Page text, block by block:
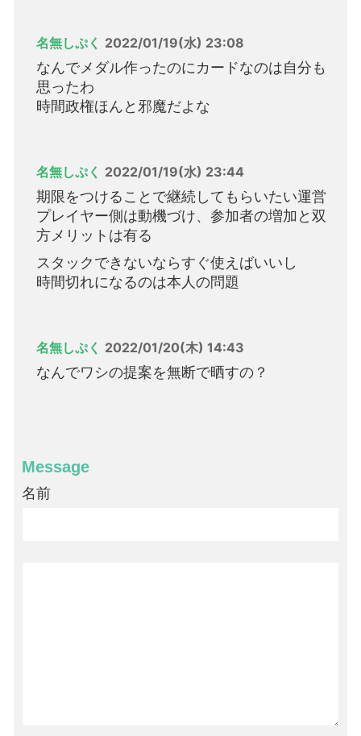
名無しぷく 2022/01/19(水) 23:08
なんでメダル作ったのにカードなのは自分も
思ったわ
時間政権ほんと邪魔だよな
名無しぷく 2022/01/19(水) 23:44
期限をつけることで継続してもらいたい運営
プレイヤー側は動機づけ、参加者の増加と双
方メリットは有る
スタックできないならすぐ使えばいいし
時間切れになるのは本人の問題
名無しぷく 2022/01/20(木) 14:43
なんでワシの提案を無断で晒すの？
Message
名前